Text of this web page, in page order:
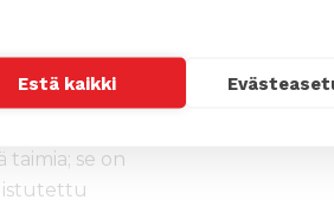
Estä kaikki
jotta
hyötyjä,
on
se on
istutettu